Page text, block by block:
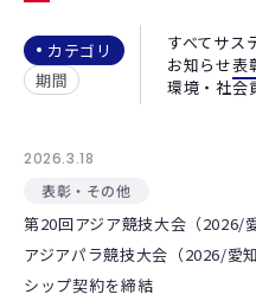
カテゴリ
期間
すべてサス
お知らせ表
環境・社会
2026.3.18
表彰・その他
第20回アジア競技大会（2026/
アジアパラ競技大会（2026/愛
シップ契約を締結